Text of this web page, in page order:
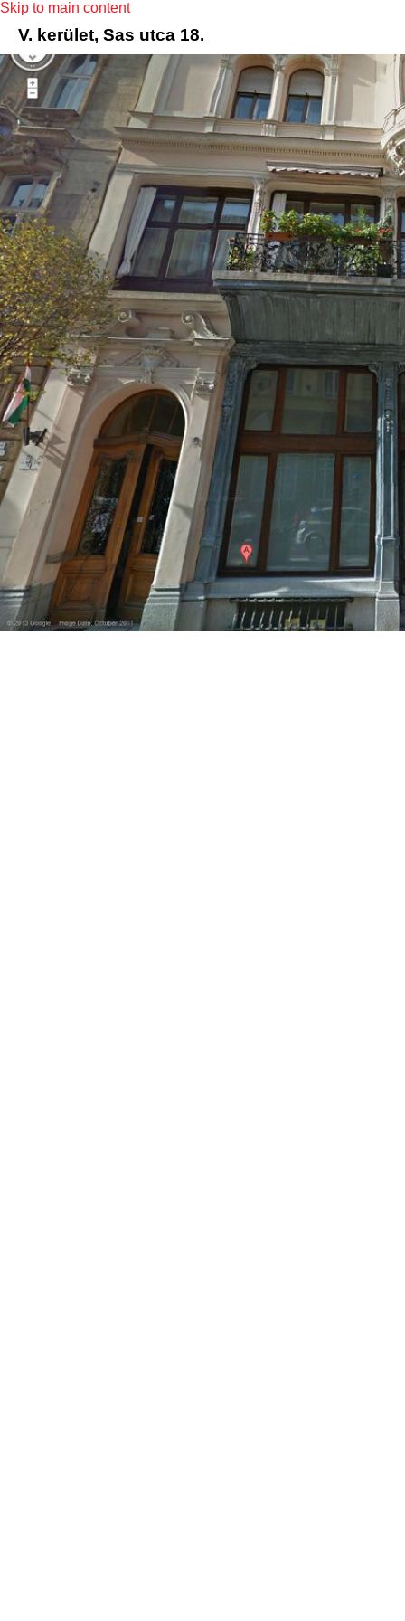
Skip to main content
V. kerület, Sas utca 18.